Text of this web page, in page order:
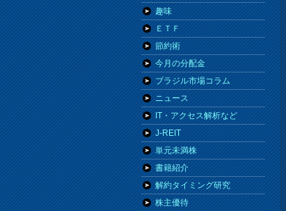
趣味
ＥＴＦ
節約術
今月の分配金
ブラジル市場コラム
ニュース
IT・アクセス解析など
J-REIT
単元未満株
書籍紹介
解約タイミング研究
株主優待